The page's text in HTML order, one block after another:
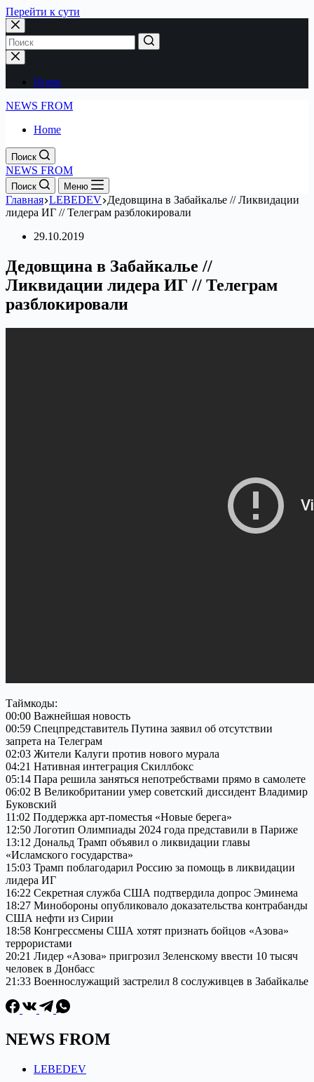
Перейти к сути
Home
NEWS FROM
Home
Поиск
NEWS FROM
Поиск Меню
Главная LEBEDEV Дедовщина в Забайкалье // Ликвидации
лидера ИГ // Телеграм разблокировали
29.10.2019
Дедовщина в Забайкалье //
Ликвидации лидера ИГ // Телеграм
разблокировали
Таймкоды:
00:00 Важнейшая новость
00:59 Спецпредставитель Путина заявил об отсутствии
запрета на Телеграм
02:03 Жители Калуги против нового мурала
04:21 Нативная интеграция Скиллбокс
05:14 Пара решила заняться непотребствами прямо в самолете
06:02 В Великобритании умер советский диссидент Владимир
Буковский
11:02 Поддержка арт-поместья «Новые берега»
12:50 Логотип Олимпиады 2024 года представили в Париже
13:12 Дональд Трамп объявил о ликвидации главы
«Исламского государства»
15:03 Трамп поблагодарил Россию за помощь в ликвидации
лидера ИГ
16:22 Секретная служба США подтвердила допрос Эминема
18:27 Минобороны опубликовало доказательства контрабанды
США нефти из Сирии
18:58 Конгрессмены США хотят признать бойцов «Азова»
террористами
20:21 Лидер «Азова» пригрозил Зеленскому ввести 10 тысяч
человек в Донбасс
21:33 Военнослужащий застрелил 8 сослуживцев в Забайкалье
NEWS FROM
LEBEDEV